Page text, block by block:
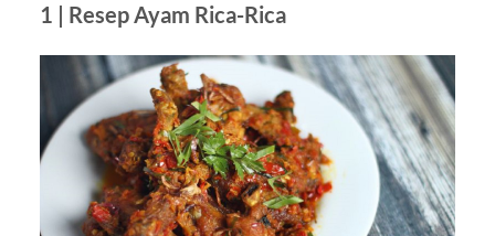
1 | Resep Ayam Rica-Rica